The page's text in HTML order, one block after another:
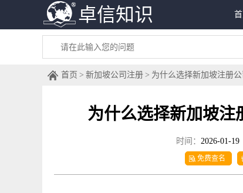
卓信知识
首页 新加坡公司注册 为什么选择新加坡注册
为什么选择新加坡注
时间： 2026-01-19
免费查名